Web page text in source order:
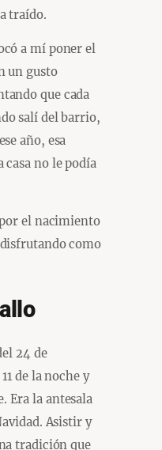
traído.
a mí poner el
un gusto
que cada
salí del barrio,
año, esa
casa no le podía
el nacimiento
como
24 de
de la noche y
Era la antesala
Asistir y
tradición que